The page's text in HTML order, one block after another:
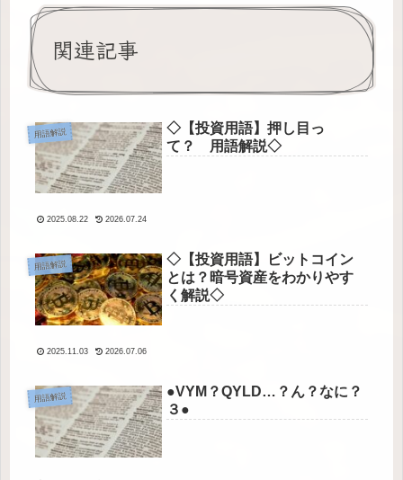
関連記事
用語解説
◇【投資用語】押し目っ
て？ 用語解説◇
2025.08.22 2026.07.24
用語解説
◇【投資用語】ビットコイン
とは？暗号資産をわかりやす
く解説◇
2025.11.03 2026.07.06
用語解説
●VYM？QYLD…？ん？なに？
３●